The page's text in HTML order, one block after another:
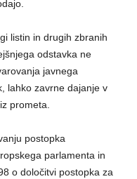
listin in drugih zbranih
odstavka ne
javnega
lahko zavrne dajanje v
prometa.
postopka
parlamenta in
o določitvi postopka za